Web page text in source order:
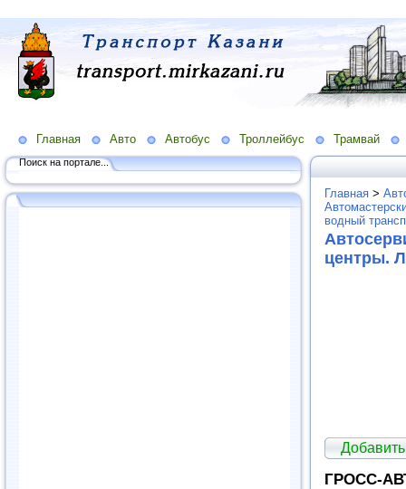
Главная Авто Автобус Троллейбус Трамвай
Поиск на портале...
Главная >
водный
центры.
ГРОСС-